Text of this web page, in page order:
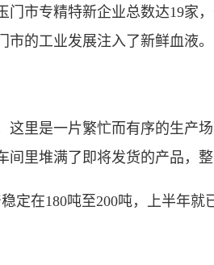
门市专精特新企业总数达19家
的工业发展注入了新鲜血液。
里是一片繁忙而有序的生产
里堆满了即将发货的产品，
在180吨至200吨，上半年就